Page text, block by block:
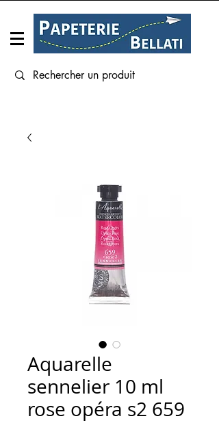
Aquarelle
sennelier 10 ml
rose opéra s2 659